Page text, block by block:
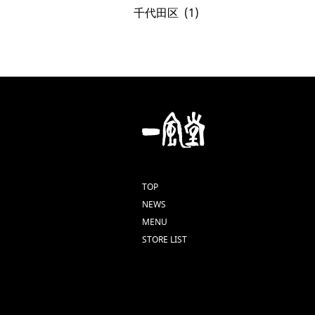
千代田区
TOP
NEWS
MENU
STORE LIST